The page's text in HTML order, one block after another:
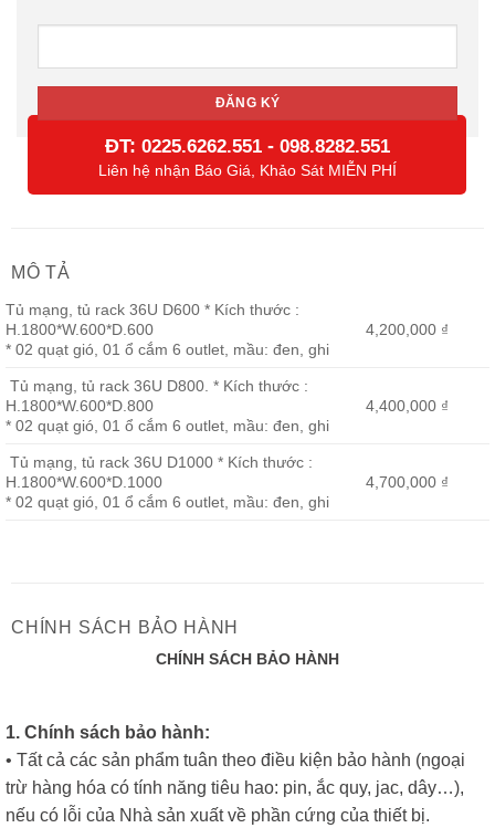
ĐT: 0225.6262.551 - 098.8282.551
Liên hệ nhận Báo Giá, Khảo Sát MIỄN PHÍ
MÔ TẢ
Tủ mạng, tủ rack 36U D600 * Kích thước :
H.1800*W.600*D.600
* 02 quạt gió, 01 ổ cắm 6 outlet, mầu: đen, ghi
4,200,000 ₫
Tủ mạng, tủ rack 36U D800. * Kích thước :
H.1800*W.600*D.800
* 02 quạt gió, 01 ổ cắm 6 outlet, mầu: đen, ghi
4,400,000 ₫
Tủ mạng, tủ rack 36U D1000 * Kích thước :
H.1800*W.600*D.1000
* 02 quạt gió, 01 ổ cắm 6 outlet, mầu: đen, ghi
4,700,000 ₫
CHÍNH SÁCH BẢO HÀNH
CHÍNH SÁCH BẢO HÀNH
1. Chính sách bảo hành:
• Tất cả các sản phẩm tuân theo điều kiện bảo hành (ngoại
trừ hàng hóa có tính năng tiêu hao: pin, ắc quy, jac, dây…),
nếu có lỗi của Nhà sản xuất về phần cứng của thiết bị.